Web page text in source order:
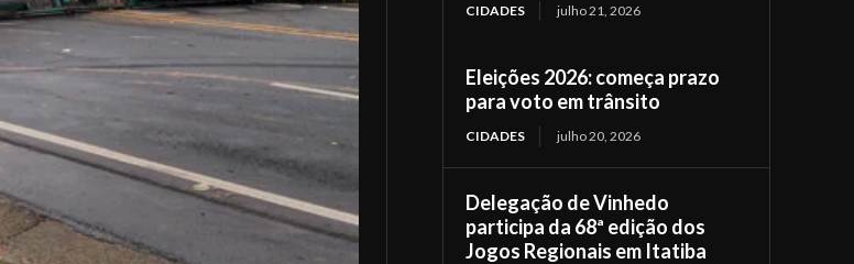
CIDADES julho 21, 2026
Eleições 2026: começa prazo
para voto em trânsito
CIDADES julho 20, 2026
Delegação de Vinhedo
participa da 68ª edição dos
Jogos Regionais em Itatiba